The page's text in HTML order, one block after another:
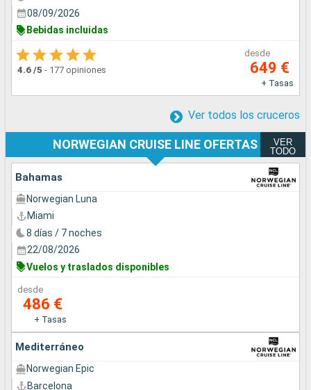
08/09/2026
Bebidas incluidas
4.6 /5 - 177 opiniones
desde
649 €
+ Tasas
Ver todos los cruceros
NORWEGIAN CRUISE LINE OFERTAS
VER
TODO
Bahamas
Norwegian Luna
Miami
8 días / 7 noches
22/08/2026
Vuelos y traslados disponibles
desde
486 €
+ Tasas
Mediterráneo
Norwegian Epic
Barcelona